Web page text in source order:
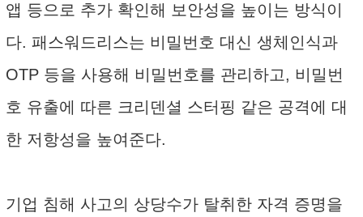
앱 등으로 추가 확인해 보안성을 높이는 방식이
다. 패스워드리스는 비밀번호 대신 생체인식과
OTP 등을 사용해 비밀번호를 관리하고, 비밀번
호 유출에 따른 크리덴셜 스터핑 같은 공격에 대
한 저항성을 높여준다.
기업 침해 사고의 상당수가 탈취한 자격 증명을